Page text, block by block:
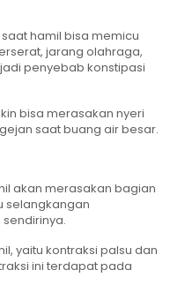
hamil bisa memicu
jarang olahraga,
penyebab konstipasi
bisa merasakan nyeri
saat buang air besar.
akan merasakan bagian
selangkangan
yaitu kontraksi palsu dan
ini terdapat pada